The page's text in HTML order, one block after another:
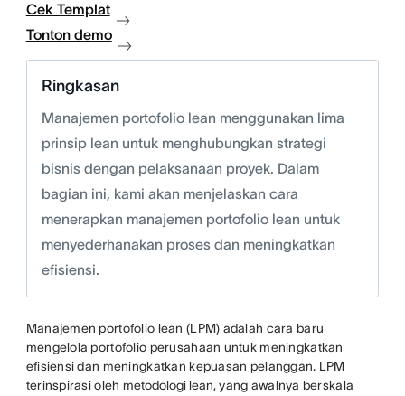
Cek Templat
Tonton demo
Ringkasan
Manajemen portofolio lean menggunakan lima
prinsip lean untuk menghubungkan strategi
bisnis dengan pelaksanaan proyek. Dalam
bagian ini, kami akan menjelaskan cara
menerapkan manajemen portofolio lean untuk
menyederhanakan proses dan meningkatkan
efisiensi.
Manajemen portofolio lean (LPM) adalah cara baru
mengelola portofolio perusahaan untuk meningkatkan
efisiensi dan meningkatkan kepuasan pelanggan. LPM
terinspirasi oleh metodologi lean, yang awalnya berskala